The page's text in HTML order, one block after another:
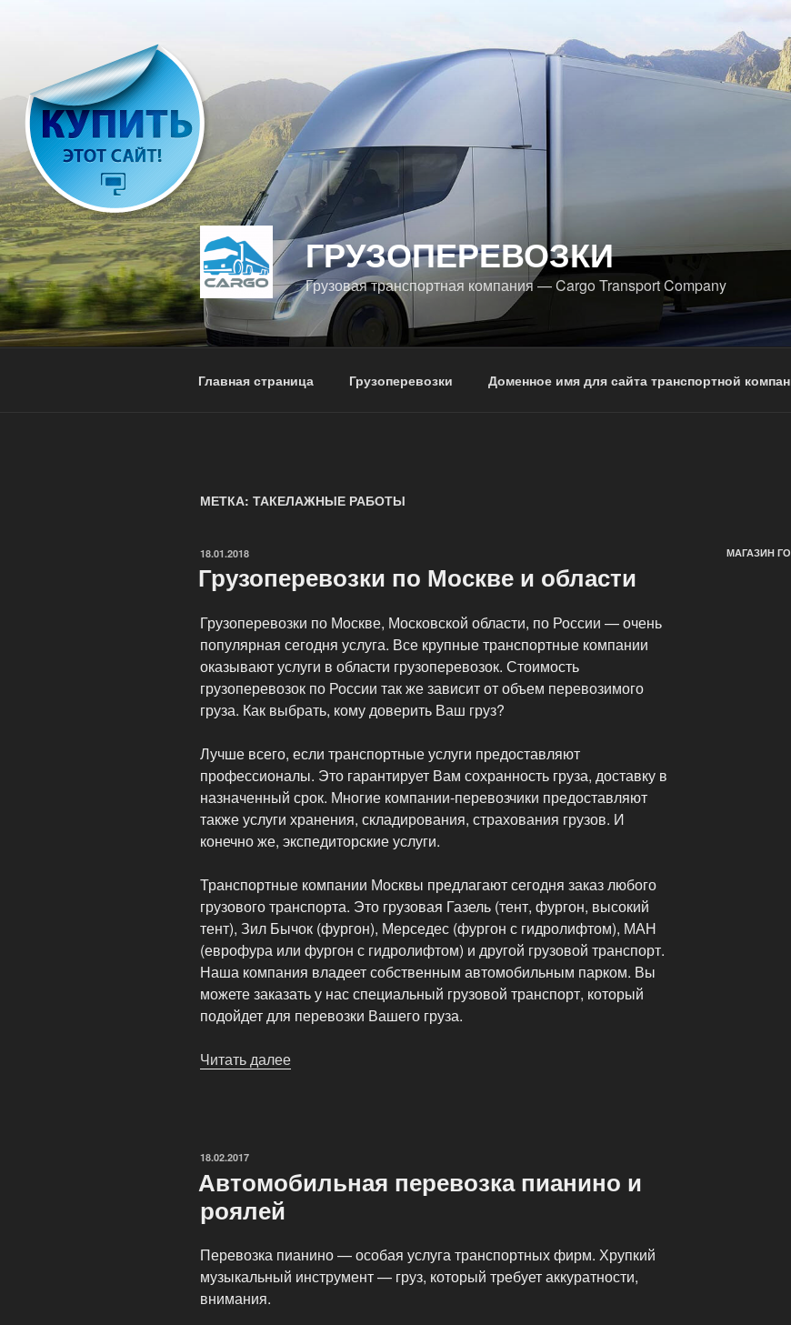
ГРУЗОПЕРЕВОЗКИ
Грузовая транспортная компания — Cargo Transport Company
Главная страница Грузоперевозки Доменное имя для сайта транспортной
МЕТКА: ТАКЕЛАЖНЫЕ РАБОТЫ
ОПУБЛИКОВАНО
18.01.2018
Грузоперевозки по Москве и области
Грузоперевозки по Москве, Московской области, по России — очень
популярная сегодня услуга. Все крупные транспортные компании
оказывают услуги в области грузоперевозок. Стоимость
грузоперевозок по России так же зависит от объем перевозимого
груза. Как выбрать, кому доверить Ваш груз?
Лучше всего, если транспортные услуги предоставляют
профессионалы. Это гарантирует Вам сохранность груза, доставку в
назначенный срок. Многие компании-перевозчики предоставляют
также услуги хранения, складирования, страхования грузов. И
конечно же, экспедиторские услуги.
Транспортные компании Москвы предлагают сегодня заказ любого
грузового транспорта. Это грузовая Газель (тент, фургон, высокий
тент), Зил Бычок (фургон), Мерседес (фургон с гидролифтом), МАН
(еврофура или фургон с гидролифтом) и другой грузовой транспорт.
Наша компания владеет собственным автомобильным парком. Вы
можете заказать у нас специальный грузовой транспорт, который
подойдет для перевозки Вашего груза.
Читать далее
ОПУБЛИКОВАНО
18.02.2017
Автомобильная перевозка пианино и
роялей
Перевозка пианино — особая услуга транспортных фирм. Хрупкий
музыкальный инструмент — груз, который требует аккуратности,
внимания.
МАГАЗИН